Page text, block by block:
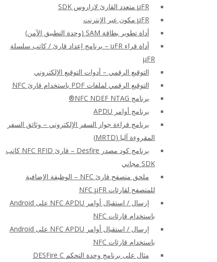
μFR متعدد القارئ لازاروس SDK
μFR مكون عبر الإنترنت
أداة تطوير بطاقة SAM (وحدة التطبيق الآمن)
أداة قراء uFR – برنامج إعداد قارئ / كاتب سلسلة
μFR
التوقيع الرقمي – أدوات التوقيع الإلكتروني
التوقيع الرقمي لملفات PDF باستخدام قارئ NFC
برنامج NFC NDEF NTAG®
برنامج أوامر APDU
برنامج قراءة جواز السفر الإلكتروني – وثائق السفر
المقروءة آليا (MRTD)
برنامج كود مصدر Desfire – قارئ NFC RFID كاتب
SDK مجاني
ملحق متصفح قارئ NFC – الوظيفة الإضافية
للمتصفح لقارئات NFC μFR
إرسال / استقبال أوامر NFC APDU على Android
باستخدام قارئات NFC
إرسال / استقبال أوامر NFC APDU على Android
باستخدام قارئات NFC
مثال على برنامج وحدة التحكم DESFire C